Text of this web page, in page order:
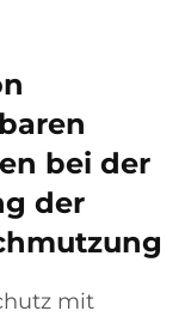
bei der
der
mit